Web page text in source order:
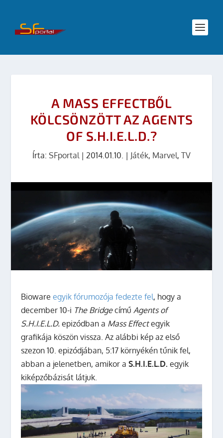
A MASS EFFECTBŐL
KÖLCSÖNZÖTT AZ AGENTS
OF S.H.I.E.L.D.?
Írta: SFportal| 2014.01.10. | Játék, Marvel, TV
Biowareegyik fórumozója fedezte fel, hogy a
december 10-i The BridgecíműAgents of
S.H.I.E.L.D. epizódban a Mass Effectegyik
grafikája köszön vissza.Az alábbi kép az első
szezon 10. epizódjában, 5:17 környékén tűnik fel,
abban a jelenetben, amikor aS.H.I.E.L.D. egyik
kiképzőbázisát látjuk.